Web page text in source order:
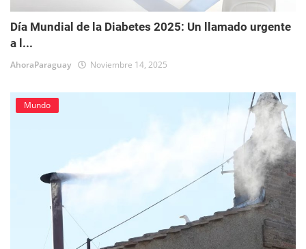
Día Mundial de la Diabetes 2025: Un llamado urgente
a l...
AhoraParaguay Noviembre 14, 2025
Mundo